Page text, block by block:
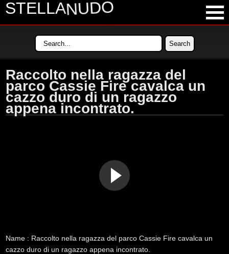
STELLANUDO
LATEST VIDEOS
LONGEST VIDEOS
POPULAR VIDEOS
Raccolto nella ragazza del
parco Cassie Fire cavalca un
cazzo duro di un ragazzo
appena incontrato.
Name : Raccolto nella ragazza del parco Cassie Fire cavalca un
cazzo duro di un ragazzo appena incontrato.